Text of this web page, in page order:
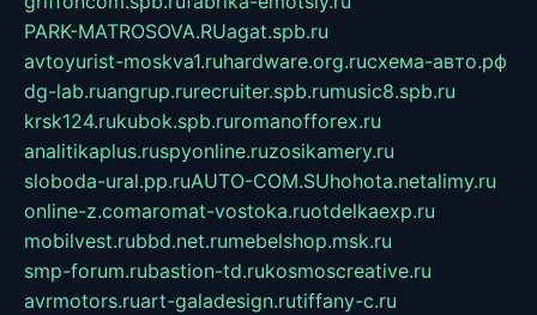
PARK-MATROSOVA.RUagat.spb.ru
avtoyurist-moskva1.ruhardware.org.ruсхема-авто.рф
dg-lab.ruangrup.rurecruiter.spb.rumusic8.spb.ru
krsk124.rukubok.spb.ruromanofforex.ru
analitikaplus.ruspyonline.ruzosikamery.ru
sloboda-ural.pp.ruAUTO-COM.SUhohota.netalimy.ru
online-z.comaromat-vostoka.ruotdelkaexp.ru
mobilvest.rubbd.net.rumebelshop.msk.ru
smp-forum.rubastion-td.rukosmoscreative.ru
avrmotors.ruart-galadesign.rutiffany-c.ru